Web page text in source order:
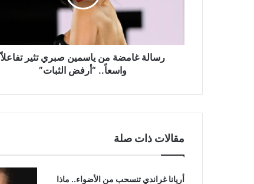
“أرفض
رسالة غامضة من ياسمين صبري تثير تفاعلاً
واسعاً.. “أرفض الثبات”
مقالات ذات صلة
أريانا غراندي تنسحب من الأضواء.. ماذا